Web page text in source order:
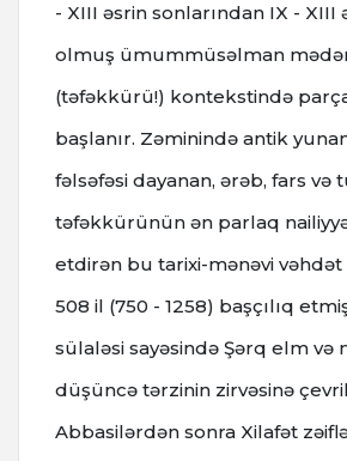
- XIII əsrin sonlarından IX -
olmuş ümummüsəlman
(təfəkkürü!) kontekstində
başlanır. Zəminində antik
fəlsəfəsi dayanan, ərəb, fars və
təfəkkürünün ən parlaq
etdirən bu tarixi-mənəvi
508 il (750 - 1258) başçılıq
sülaləsi sayəsində Şərq elm və
düşüncə tərzinin zirvəsinə
Abbasilərdən sonra Xilafət